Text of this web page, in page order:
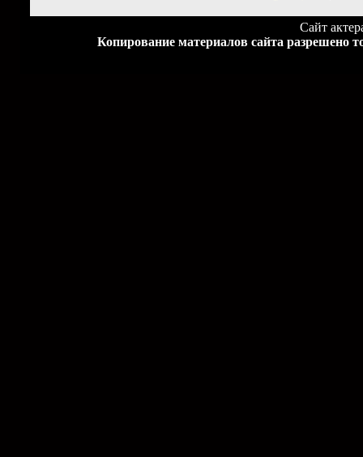
Сайт
Копирование материалов сайта разрешено